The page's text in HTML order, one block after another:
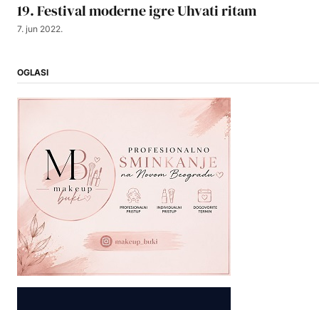
19. Festival moderne igre Uhvati ritam
7. jun 2022.
OGLASI